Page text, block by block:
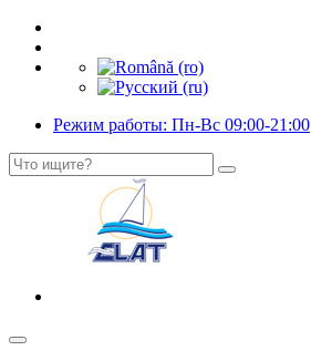
Режим работы: Пн-Вс 09:00-21:00